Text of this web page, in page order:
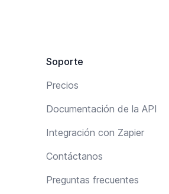
Soporte
Precios
Documentación de la API
Integración con Zapier
Contáctanos
Preguntas frecuentes